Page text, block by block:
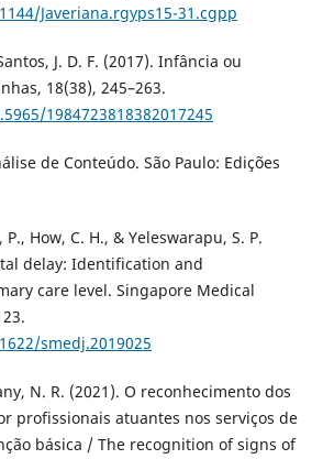
Javeriana.rgyps15-31.cgpp
J. D. F. (2017). Infância ou
18(38), 245–263.
1984723818382017245
de Conteúdo. São Paulo: Edições
How, C. H., & Yeleswarapu, S. P.
delay: Identification and
care level. Singapore Medical
smedj.2019025
N. R. (2021). O reconhecimento dos
profissionais atuantes nos serviços de
básica / The recognition of signs of